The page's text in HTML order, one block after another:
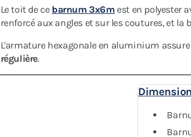
Le toit de ce barnum 3x6m est en polyester
renforcé aux angles et sur les coutures, et la
L'armature hexagonale en aluminium
régulière.